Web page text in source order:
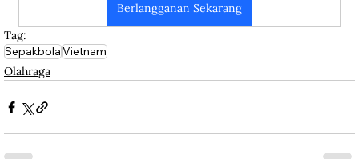
Berlangganan Sekarang
Tag:
SepakbolaVietnam
Olahraga